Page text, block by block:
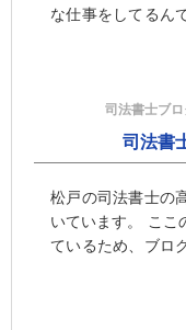
な仕事をしてるん
司法書士ブ
司法書
松戸の司法書士の
いています。 ここ
ているため、ブロ